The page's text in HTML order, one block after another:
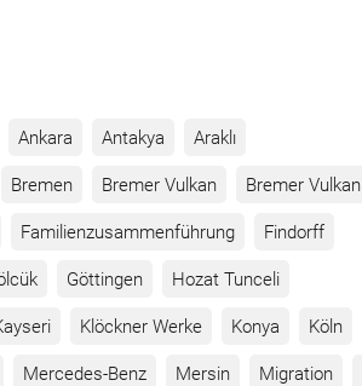
Ankara Antakya Araklı
Bremen Bremer Vulkan Bremer Vulkan
Familienzusammenführung Findorff
Göttingen Hozat Tunceli
Klöckner Werke Konya Köln
Mercedes-Benz Mersin Migration